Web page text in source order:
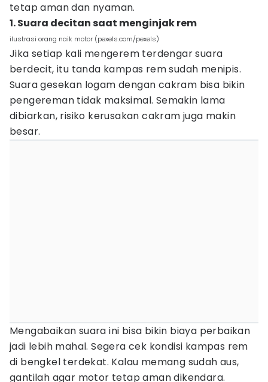
tetap aman dan nyaman.
1. Suara decitan saat menginjak rem
ilustrasi orang naik motor (pexels.com/pexels)
Jika setiap kali mengerem terdengar suara
berdecit, itu tanda kampas rem sudah menipis.
Suara gesekan logam dengan cakram bisa bikin
pengereman tidak maksimal. Semakin lama
dibiarkan, risiko kerusakan cakram juga makin
besar.
Mengabaikan suara ini bisa bikin biaya perbaikan
jadi lebih mahal. Segera cek kondisi kampas rem
di bengkel terdekat. Kalau memang sudah aus,
gantilah agar motor tetap aman dikendara.